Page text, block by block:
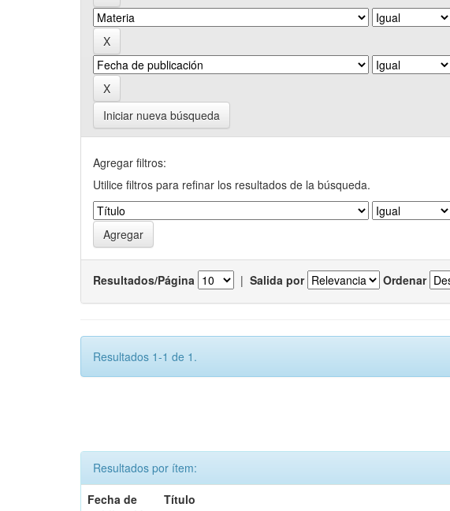
Iniciar nueva búsqueda
Agregar filtros:
Utilice filtros para refinar los resultados de la búsqueda.
Resultados/Página | Salida por Ordenar
Resultados 1-1 de 1.
Resultados por ítem:
Fecha de
Título